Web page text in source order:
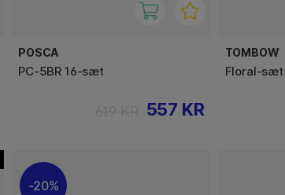
POSCA
PC-5BR 16-sæt
557 KR
TOMBOW
Floral-sæt
20%